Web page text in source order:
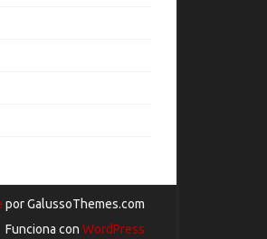
por GalussoThemes.com
Funciona con WordPress